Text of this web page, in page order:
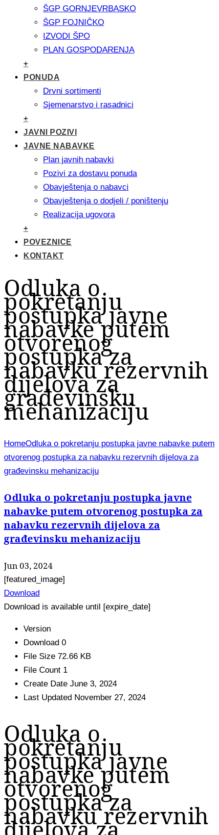
ŠGP GORNJEVRBASKO
ŠGP FOJNIČKO
IZVODI ŠPO
PLAN GOSPODARENJA
+
PONUDA
Drvni sortimenti
Sjemenarstvo i rasadnici
+
JAVNI POZIVI
JAVNE NABAVKE
Plan javnih nabavki
Pozivi za dostavu ponuda
Obavještenja o nabavci
Obavještenja o dodjeli / poništenju
Realizacija ugovora
+
POVEZNICE
KONTAKT
Odluka o
pokretanju
postupka javne
nabavke putem
otvorenog
postupka za
nabavku rezervnih
dijelova za
građevinsku
mehanizaciju
HomeOdluka o pokretanju postupka javne nabavke putem
otvorenog postupka za nabavku rezervnih dijelova za
građevinsku mehanizaciju
Odluka o pokretanju postupka javne
nabavke putem otvorenog postupka za
nabavku rezervnih dijelova za
građevinsku mehanizaciju
Jun 03, 2024
[featured_image]
Download
Download is available until [expire_date]
Version
Download 0
File Size 72.66 KB
File Count 1
Create Date June 3, 2024
Last Updated November 27, 2024
Odluka o
pokretanju
postupka javne
nabavke putem
otvorenog
postupka za
nabavku rezervnih